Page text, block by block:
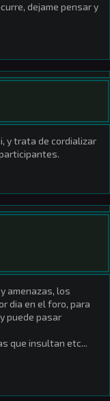
dejame pensar y
y trata de cordializar
amenazas, los
dia en el foro, para
puede pasar
que insultan etc...